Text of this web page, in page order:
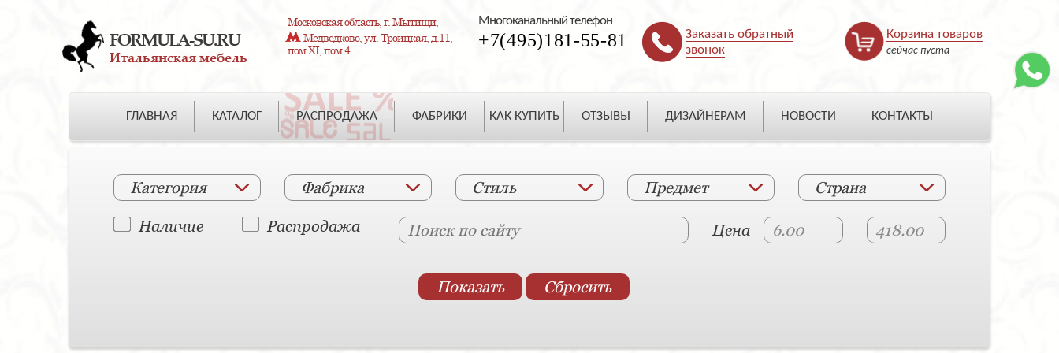
FORMULA-SU.RU
Итальянская мебель
Московская область, г. Мытищи,
Медведково, ул. Троицкая, д.11,
пом.XI, пом.4
Многоканальный телефон
+7(495)181-55-81
Заказать обратный
звонок
Корзина товаров
сейчас пуста
ГЛАВНАЯ КАТАЛОГ РАСПРОДАЖА ФАБРИКИ КАК КУПИТЬ ОТЗЫВЫ ДИЗАЙНЕРАМ НОВОСТИ КОНТАКТЫ
Категория Фабрика Стиль Предмет Страна
Наличие Распродажа Цена